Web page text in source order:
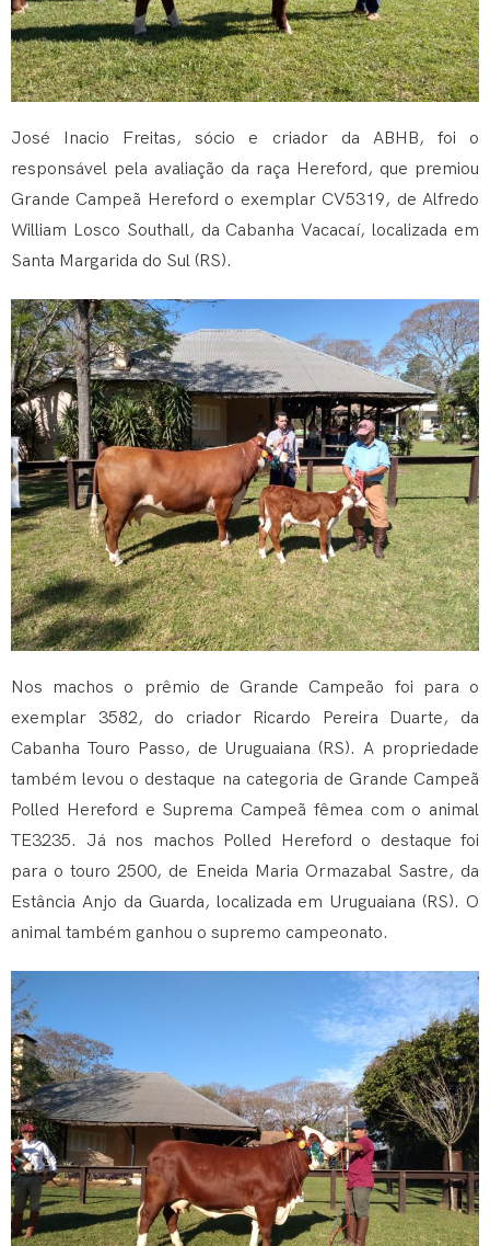
José Inacio Freitas, sócio e criador da ABHB, foi o
responsável pela avaliação da raça Hereford, que premiou
Grande Campeã Hereford o exemplar CV5319, de Alfredo
William Losco Southall, da Cabanha Vacacaí, localizada em
Santa Margarida do Sul (RS).
Nos machos o prêmio de Grande Campeão foi para o
exemplar 3582, do criador Ricardo Pereira Duarte, da
Cabanha Touro Passo, de Uruguaiana (RS). A propriedade
também levou o destaque na categoria de Grande Campeã
Polled Hereford e Suprema Campeã fêmea com o animal
TE3235. Já nos machos Polled Hereford o destaque foi
para o touro 2500, de Eneida Maria Ormazabal Sastre, da
Estância Anjo da Guarda, localizada em Uruguaiana (RS). O
animal também ganhou o supremo campeonato.